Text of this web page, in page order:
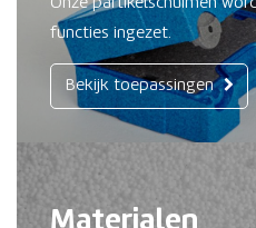
Onze partikelschuimen
functies ingezet.
Bekijk toepassingen